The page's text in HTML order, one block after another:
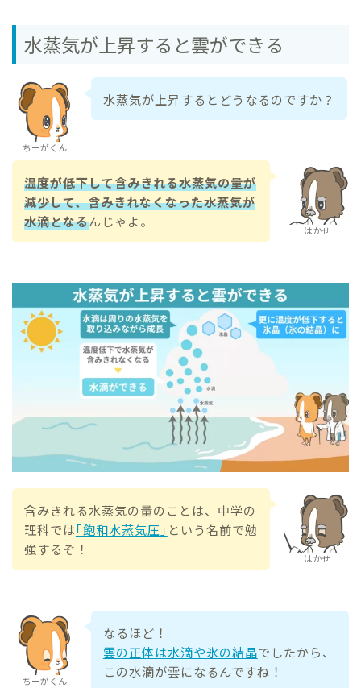
水蒸気が上昇すると雲ができる
ちーがくん
水蒸気が上昇するとどうなるのですか？
はかせ
温度が低下して含みきれる水蒸気の量が
減少して、含みきれなくなった水蒸気が
水滴となるんじゃよ。
はかせ
含みきれる水蒸気の量のことは、中学の
理科では｢飽和水蒸気圧｣ という名前で勉
強するぞ！
ちーがくん
なるほど！
雲の正体は水滴や氷の結晶でしたから、
この水滴が雲になるんですね！